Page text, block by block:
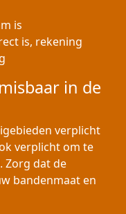
is
is, rekening
in de
verplicht
verplicht om te
Zorg dat de
bandenmaat en